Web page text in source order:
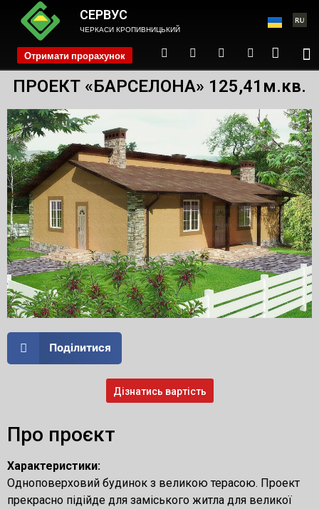
СЕРВУС
ЧЕРКАСИ КРОПИВНИЦЬКИЙ
Отримати прорахунок phone
ПРОЕКТ «БАРСЕЛОНА» 125,41м.кв.
Поділитися
Дізнатись вартість
Про проєкт
Характеристики:
Одноповерховий будинок з великою терасою. Проект
прекрасно підійде для заміського житла для великої